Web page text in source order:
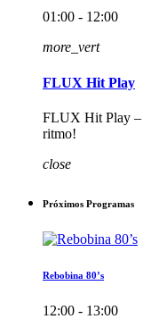
01:00 - 12:00
more_vert
FLUX Hit Play
FLUX Hit Play –
ritmo!
close
Próximos Programas
Rebobina 80’s
12:00 - 13:00